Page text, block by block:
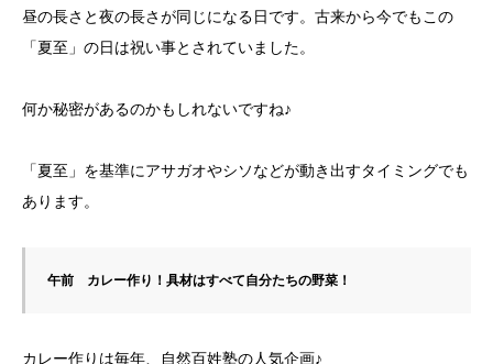
昼の長さと夜の長さが同じになる日です。古来から今でもこの
「夏至」の日は祝い事とされていました。
何か秘密があるのかもしれないですね♪
「夏至」を基準にアサガオやシソなどが動き出すタイミングでも
あります。
午前　カレー作り！具材はすべて自分たちの野菜！
カレー作りは毎年、自然百姓塾の人気企画♪